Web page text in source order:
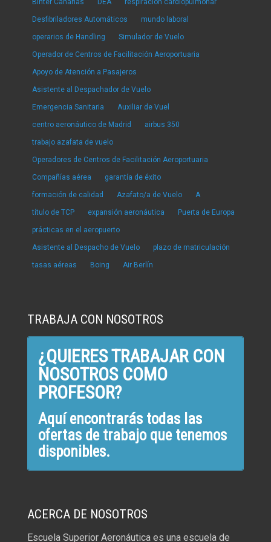
Binter Canarias DEA respiración cardiopulmonar
Desfibriladores Automáticos mundo laboral
operarios de Handling Simulador de Vuelo
Operador de Centros de Facilitación Aeroportuaria
Apoyo de Atención a Pasajeros
Asistente al Despachador de Vuelo
Emergencia Sanitaria Auxiliar de Vuel
centro aeronáutico de Madrid airbus 350
trabajo azafata de vuelo
Operadores de Centros de Facilitación Aeroportuaria
Compañías aérea garantía de éxito
formación de calidad Azafato/a de Vuelo A
título de TCP expansión aeronáutica Puerta de Europa
prácticas en el aeropuerto
Asistente al Despacho de Vuelo plazo de matriculación
tasas aéreas Boing Air Berlín
TRABAJA CON NOSOTROS
¿QUIERES TRABAJAR CON
NOSOTROS COMO
PROFESOR?
Aquí encontrarás todas las
ofertas de trabajo que tenemos
disponibles.
ACERCA DE NOSOTROS
Escuela Superior Aeronáutica es una escuela de